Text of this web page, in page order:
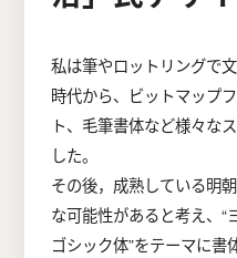
私は筆やロットリングで
時代から、ビットマップ
ト、毛筆書体など様々な
した。
その後，成熟している明
な可能性があると考え、
ゴシック体”をテーマに書